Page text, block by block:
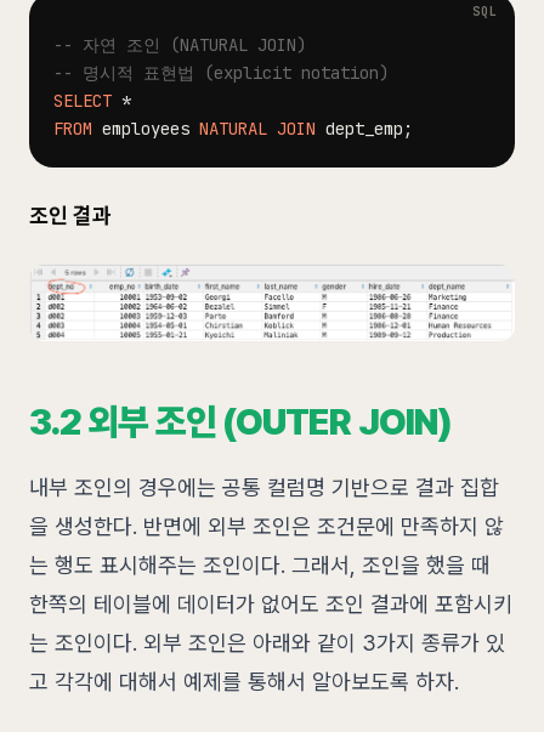
-- 자연 조인 (NATURAL JOIN)
-- 명시적 표현법 (explicit notation)
SELECT *
FROM employees NATURAL JOIN dept_emp ;
조인 결과
3.2 외부 조인 (OUTER JOIN)
내부 조인의 경우에는 공통 컬럼명 기반으로 결과 집합
을 생성한다. 반면에 외부 조인은 조건문에 만족하지 않
는 행도 표시해주는 조인이다. 그래서, 조인을 했을 때
한쪽의 테이블에 데이터가 없어도 조인 결과에 포함시키
는 조인이다. 외부 조인은 아래와 같이 3가지 종류가 있
고 각각에 대해서 예제를 통해서 알아보도록 하자.